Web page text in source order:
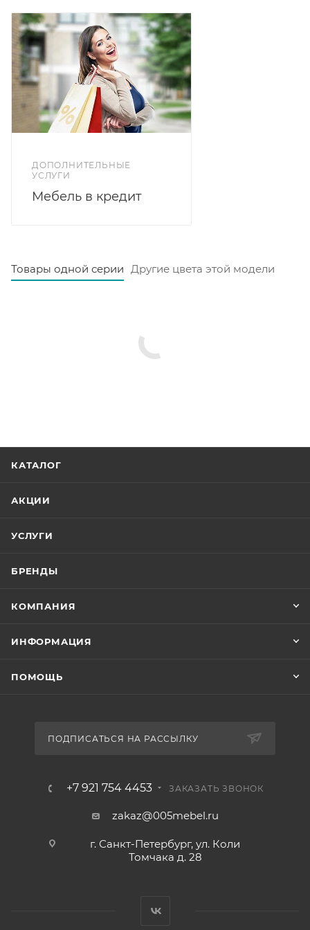
велюровой обивкой бежевого цвета - это стильное
и функциональное решение для комфортного
отдыха, которое сочетает в себе качество, удобство
и эстетику.
Дно ящика ДСП 10 мм. Допустимая нагрузка до 400
кг равномерно распределенной нагрузки. Утопание
обивки микровелюр: бежевый софт.
ДОПОЛНИТЕЛЬНЫЕ
УСЛУГИ
Мебель в кредит
Товары одной серии Другие цвета этой модели
КАТАЛОГ
АКЦИИ
УСЛУГИ
БРЕНДЫ
КОМПАНИЯ
ИНФОРМАЦИЯ
ПОМОЩЬ
ПОДПИСАТЬСЯ НА РАССЫЛКУ
+7 921 754 4453 ЗАКАЗАТЬ ЗВОНОК
zakaz@005mebel.ru
г. Санкт-Петербург, ул. Коли
Томчака д. 28